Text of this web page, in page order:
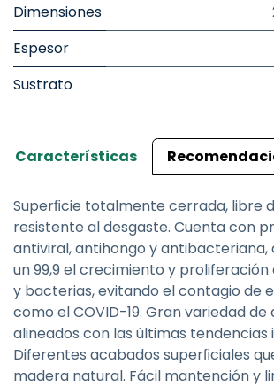
Dimensiones
Espesor
Sustrato
Características
Superﬁcie totalmente cerrada, libre
resistente al desgaste. Cuenta con
antiviral, antihongo y antibacteriana,
un 99,9 el crecimiento y proliferación
y bacterias, evitando el contagio de
como el COVID-19. Gran variedad de
alineados con las últimas tendencias
Diferentes acabados superﬁciales
madera natural. Fácil mantención y